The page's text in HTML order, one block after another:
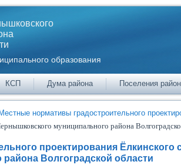
образования
КСП Дума района Поселения
Местные нормативы градостроительного
муниципального района
проектирования Ёлкинского
Волгоградской области